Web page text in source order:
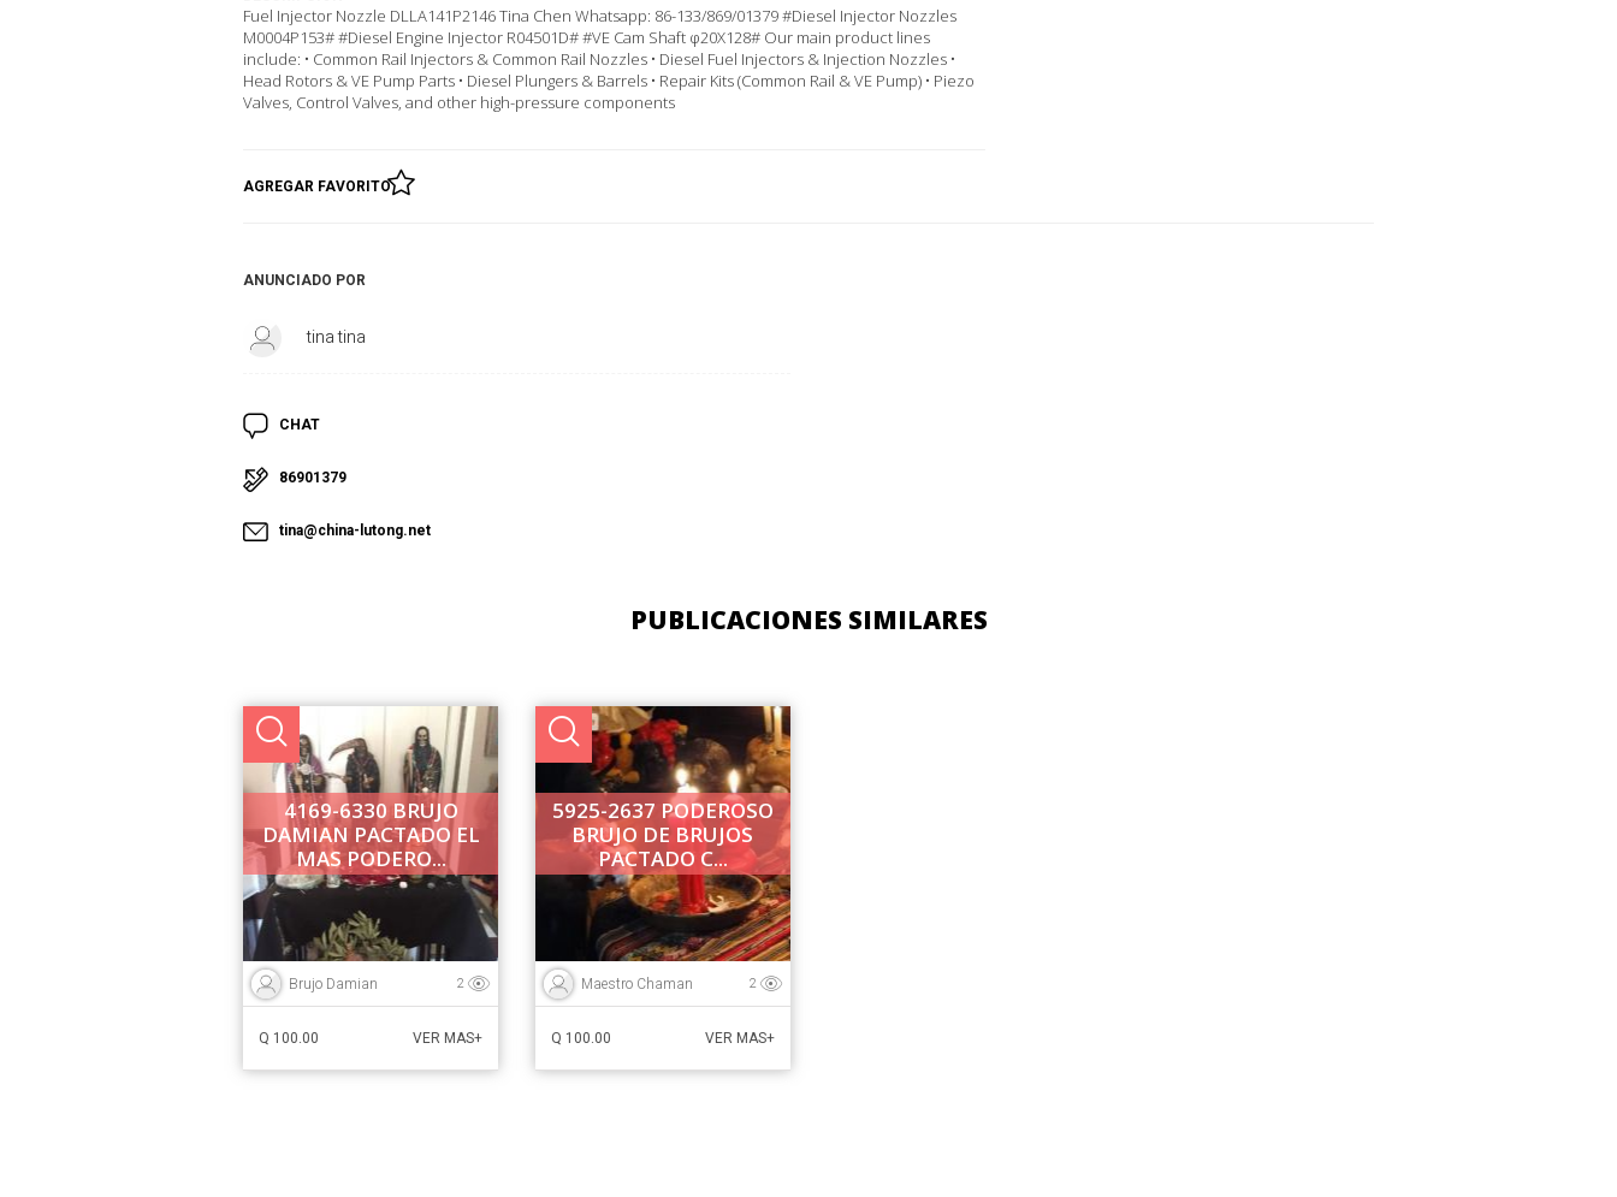
Fuel Injector Nozzle DLLA141P2146 Tina Chen Whatsapp: 86-133/869/01379 #Diesel Injector Nozzles
M0004P153# #Diesel Engine Injector R04501D# #VE Cam Shaft φ20X128# Our main product lines
include: • Common Rail Injectors & Common Rail Nozzles • Diesel Fuel Injectors & Injection Nozzles •
Head Rotors & VE Pump Parts • Diesel Plungers & Barrels • Repair Kits (Common Rail & VE Pump) • Piezo
Valves, Control Valves, and other high-pressure components
AGREGAR FAVORITO
ANUNCIADO POR
tina tina
CHAT
86901379
tina@china-lutong.net
PUBLICACIONES SIMILARES
4169-6330 BRUJO
DAMIAN PACTADO EL
MAS PODERO...
Brujo Damian 2
Q 100.00 VER MAS+
5925-2637 PODEROSO
BRUJO DE BRUJOS
PACTADO C...
Maestro Chaman 2
Q 100.00 VER MAS+